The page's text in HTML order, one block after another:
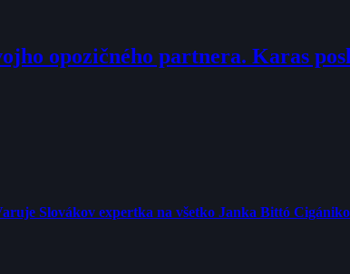
opozičného partnera. Karas
Slovákov expertka na všetko Janka Bittó